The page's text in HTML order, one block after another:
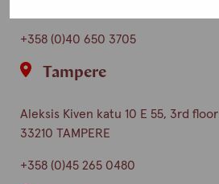
+358 (0)40 650 3705
Tampere
Aleksis Kiven katu 10 E 55, 3rd floor
33210 TAMPERE
+358 (0)45 265 0480